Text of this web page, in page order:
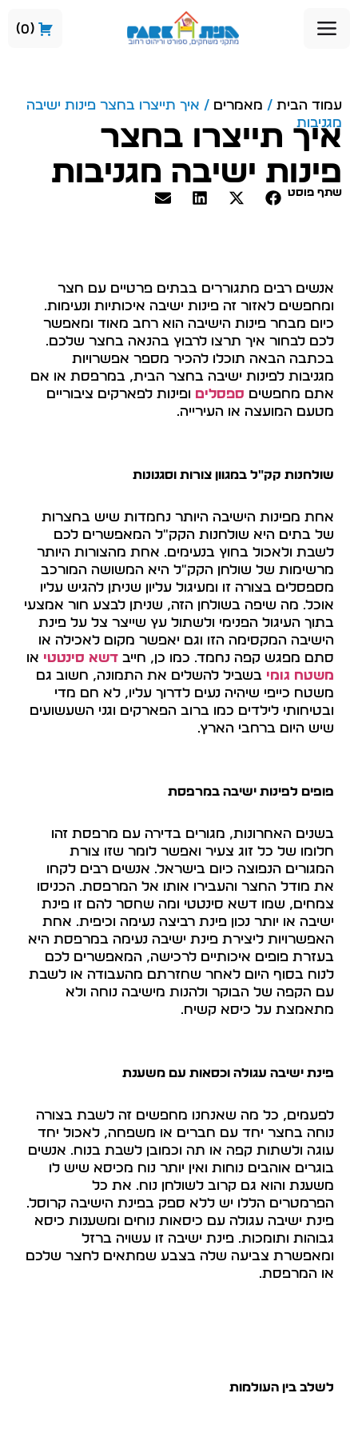
0
עמוד הבית / מאמרים / איך תייצרו בחצר פינות ישיבה
מגניבות
איך תייצרו בחצר
פינות ישיבה מגניבות
שתף פוסט
אנשים רבים מתגוררים בבתים פרטיים עם חצר
ומחפשים לאזור זה פינות ישיבה איכותיות ונעימות.
כיום מבחר פינות הישיבה הוא רחב מאוד ומאפשר
לכם לבחור איך תרצו לרבוץ בהנאה בחצר שלכם.
בכתבה הבאה תוכלו להכיר מספר אפשרויות
מגניבות לפינות ישיבה בחצר הבית, במרפסת או אם
אתם מחפשים ספסלים ופינות לפארקים ציבוריים
מטעם המועצה או העירייה.
שולחנות קק"ל במגוון צורות וסגנונות
אחת מפינות הישיבה היותר נחמדות שיש בחצרות
של בתים היא שולחנות הקק"ל המאפשרים לכם
לשבת ולאכול בחוץ בנעימים. אחת מהצורות היותר
מרשימות של שולחן הקק"ל היא המשושה המורכב
מספסלים בצורה זו ומעיגול עליון שניתן להגיש עליו
אוכל. מה שיפה בשולחן הזה, שניתן לבצע חור אמצעי
בתוך העיגול הפנימי ולשתול עץ שייצר צל על פינת
הישיבה המקסימה הזו וגם יאפשר מקום לאכילה או
סתם מפגש קפה נחמד. כמו כן, חייב דשא סינטטי או
משטח גומי בשביל להשלים את התמונה, חשוב גם
משטח כייפי שיהיה נעים לדרוך עליו, לא חם מדי
ובטיחותי לילדים כמו ברוב הפארקים וגני השעשועים
שיש היום ברחבי הארץ.
פופים לפינות ישיבה במרפסת
בשנים האחרונות, מגורים בדירה עם מרפסת זהו
חלומו של כל זוג צעיר ואפשר לומר שזו צורת
המגורים הנפוצה כיום בישראל. אנשים רבים לקחו
את מודל החצר והעבירו אותו אל המרפסת. הכניסו
צמחים, שמו דשא סינטטי ומה שחסר להם זו פינת
ישיבה או יותר נכון פינת רביצה נעימה וכיפית. אחת
האפשרויות ליצירת פינת ישיבה נעימה במרפסת היא
בעזרת פופים איכותיים לרכישה, המאפשרים לכם
לנוח בסוף היום לאחר שחזרתם מהעבודה או לשבת
עם הקפה של הבוקר ולהנות מישיבה נוחה ולא
מתאמצת על כיסא קשיח.
פינת ישיבה עגולה וכסאות עם משענת
לפעמים, כל מה שאנחנו מחפשים זה לשבת בצורה
נוחה בחצר יחד עם חברים או משפחה, לאכול יחד
עוגה ולשתות קפה או תה וכמובן לשבת בנוח. אנשים
בוגרים אוהבים נוחות ואין יותר נוח מכיסא שיש לו
משענת והוא גם קרוב לשולחן נוח. את כל
הפרמטרים הללו יש ללא ספק בפינת הישיבה קרוסל.
פינת ישיבה עגולה עם כיסאות נוחים ומשענות כיסא
גבוהות ותומכות. פינת ישיבה זו עשויה ברזל
ומאפשרת צביעה שלה בצבע שמתאים לחצר שלכם
או המרפסת.
לשלב בין העולמות